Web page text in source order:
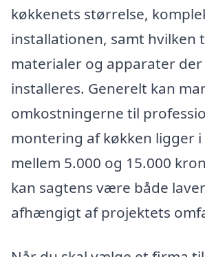
køkkenets størrelse,
installationen, samt hvilken
materialer og apparater der
installeres. Generelt kan
omkostningerne til
montering af køkken ligger
mellem 5.000 og 15.000
kan sagtens være både
afhængigt af projektets